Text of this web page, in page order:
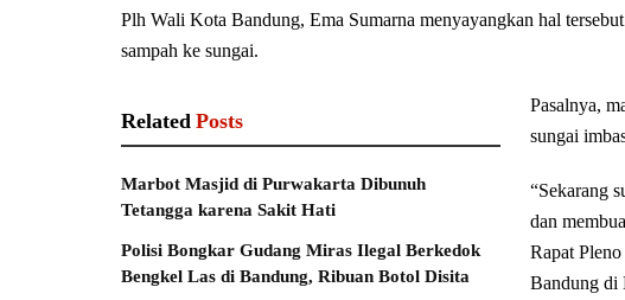
Plh Wali Kota Bandung, Ema Sumarna menyayangkan hal
sampah ke sungai.
Related Posts
Marbot Masjid di Purwakarta Dibunuh
Tetangga karena Sakit Hati
Polisi Bongkar Gudang Miras Ilegal Berkedok
Bengkel Las di Bandung, Ribuan Botol Disita
Pasalnya,
sungai
“Sekarang
dan
Rapat
Bandung di